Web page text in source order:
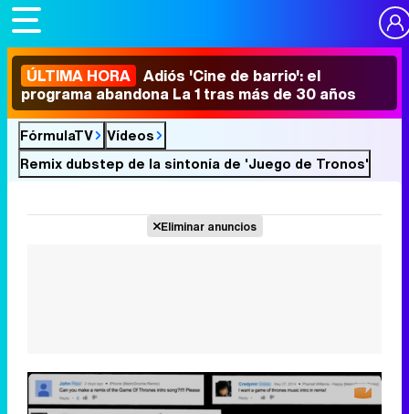
ÚLTIMA HORA Adiós 'Cine de barrio': el
programa abandona La 1 tras más de 30 años
FórmulaTV
Vídeos
Remix dubstep de la sintonía de 'Juego de Tronos'
Eliminar anuncios